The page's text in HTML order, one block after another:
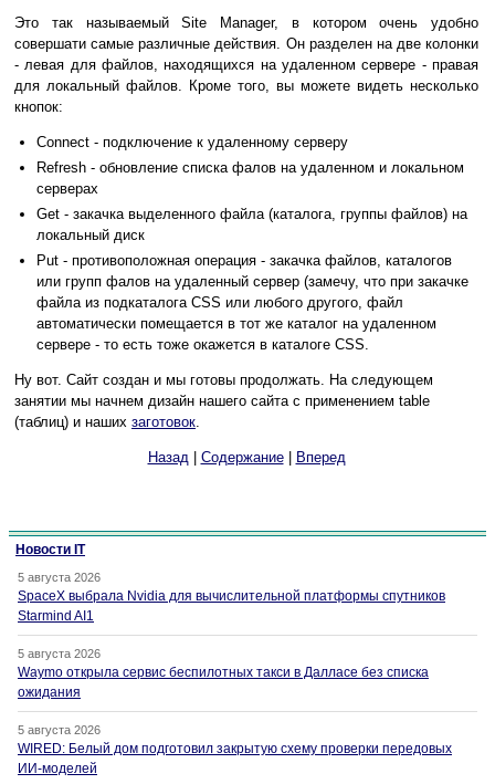
Это так называемый Site Manager, в котором очень удобно
совершати самые различные действия. Он разделен на две колонки
- левая для файлов, находящихся на удаленном сервере - правая
для локальный файлов. Кроме того, вы можете видеть несколько
кнопок:
Connect - подключение к удаленному серверу
Refresh - обновление списка фалов на удаленном и локальном
серверах
Get - закачка выделенного файла (каталога, группы файлов) на
локальный диск
Put - противоположная операция - закачка файлов, каталогов
или групп фалов на удаленный сервер (замечу, что при закачке
файла из подкаталога CSS или любого другого, файл
автоматически помещается в тот же каталог на удаленном
сервере - то есть тоже окажется в каталоге CSS.
Ну вот. Сайт создан и мы готовы продолжать. На следующем
занятии мы начнем дизайн нашего сайта с применением table
(таблиц) и наших заготовок.
Назад| Содержание| Вперед
Новости IT
5 августа 2026
SpaceX выбрала Nvidia для вычислительной платформы спутников
Starmind AI1
5 августа 2026
Waymo открыла сервис беспилотных такси в Далласе без списка
ожидания
5 августа 2026
WIRED: Белый дом подготовил закрытую схему проверки передовых
ИИ-моделей